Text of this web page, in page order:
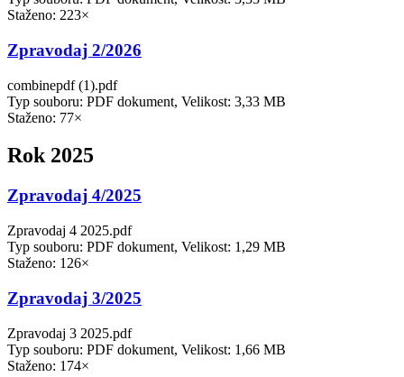
Staženo: 223×
Zpravodaj 2/2026
combinepdf (1).pdf
Typ souboru: PDF dokument, Velikost: 3,33 MB
Staženo: 77×
Rok 2025
Zpravodaj 4/2025
Zpravodaj 4 2025.pdf
Typ souboru: PDF dokument, Velikost: 1,29 MB
Staženo: 126×
Zpravodaj 3/2025
Zpravodaj 3 2025.pdf
Typ souboru: PDF dokument, Velikost: 1,66 MB
Staženo: 174×